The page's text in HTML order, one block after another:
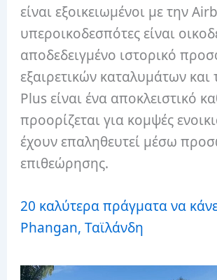
είναι εξοικειωμένοι με την
υπεροικοδεσπότες είναι
αποδεδειγμένο ιστορικό
εξαιρετικών καταλυμάτων
Plus είναι ένα αποκλειστικό
προορίζεται για κομψές
έχουν επαληθευτεί μέσω
επιθεώρησης.
20 καλύτερα πράγματα να
Phangan, Ταϊλάνδη